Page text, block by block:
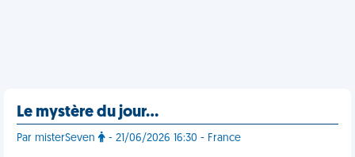
Le mystère du jour…
Par misterSeven - 21/06/2026 16:30 - France